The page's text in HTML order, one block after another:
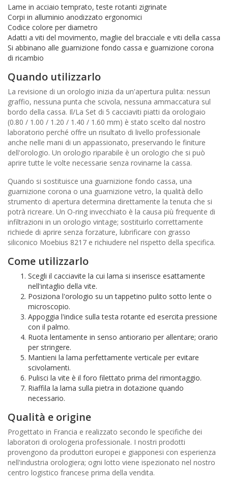
Lame in acciaio temprato, teste rotanti zigrinate
Corpi in alluminio anodizzato ergonomici
Codice colore per diametro
Adatti a viti del movimento, maglie del bracciale e viti della cassa
Si abbinano alle guarnizione fondo cassa e guarnizione corona
di ricambio
Quando utilizzarlo
La revisione di un orologio inizia da un'apertura pulita: nessun
graffio, nessuna punta che scivola, nessuna ammaccatura sul
bordo della cassa. Il/La Set di 5 cacciaviti piatti da orologiaio
(0.80 / 1.00 / 1.20 / 1.40 / 1.60 mm) è stato scelto dal nostro
laboratorio perché offre un risultato di livello professionale
anche nelle mani di un appassionato, preservando le finiture
dell'orologio. Un orologio riparabile è un orologio che si può
aprire tutte le volte necessarie senza rovinarne la cassa.
Quando si sostituisce una guarnizione fondo cassa, una
guarnizione corona o una guarnizione vetro, la qualità dello
strumento di apertura determina direttamente la tenuta che si
potrà ricreare. Un O-ring invecchiato è la causa più frequente di
infiltrazioni in un orologio vintage; sostituirlo correttamente
richiede di aprire senza forzature, lubrificare con grasso
siliconico Moebius 8217 e richiudere nel rispetto della specifica.
Come utilizzarlo
Scegli il cacciavite la cui lama si inserisce esattamente
nell'intaglio della vite.
Posiziona l'orologio su un tappetino pulito sotto lente o
microscopio.
Appoggia l'indice sulla testa rotante ed esercita pressione
con il palmo.
Ruota lentamente in senso antiorario per allentare; orario
per stringere.
Mantieni la lama perfettamente verticale per evitare
scivolamenti.
Pulisci la vite è il foro filettato prima del rimontaggio.
Riaffila la lama sulla pietra in dotazione quando
necessario.
Qualità e origine
Progettato in Francia e realizzato secondo le specifiche dei
laboratori di orologeria professionale. I nostri prodotti
provengono da produttori europei e giapponesi con esperienza
nell'industria orologiera; ogni lotto viene ispezionato nel nostro
centro logistico francese prima della vendita.